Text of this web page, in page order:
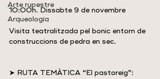
Arte rupestre
Arqueología
10:00h. Dissabte 9 de novembre
Visita teatralitzada pel bonic entorn de
construccions de pedra en sec.
➤ RUTA TEMÀTICA “El pastoreig”: